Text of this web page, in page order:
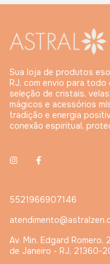
Sua loja de produtos
RJ, com envio para todo
seleção de cristais,
mágicos e acessórios
tradição e energia
conexão espiritual,
5521966907146
Av. Min. Edgard Romero,
de Janeiro - RJ, 21360-